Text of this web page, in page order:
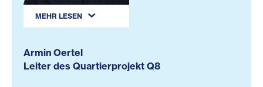
MEHR LESEN
Armin Oertel
Leiter des Quartierprojekt Q8